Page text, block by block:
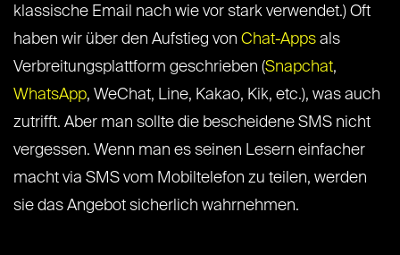
klassische Email nach wie vor stark verwendet.) Oft
haben wir über den Aufstieg von Chat-Apps als
Verbreitungsplattform geschrieben (Snapchat,
WhatsApp, WeChat, Line, Kakao, Kik, etc.), was auch
zutrifft. Aber man sollte die bescheidene SMS nicht
vergessen. Wenn man es seinen Lesern einfacher
macht via SMS vom Mobiltelefon zu teilen, werden
sie das Angebot sicherlich wahrnehmen.